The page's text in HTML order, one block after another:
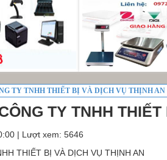
TY TNHH THIẾT BỊ VÀ DỊCH VỤ THỊNH AN
TY TNHH
| Lượt xem: 5646
THIẾT BỊ VÀ DỊCH VỤ THỊNH AN